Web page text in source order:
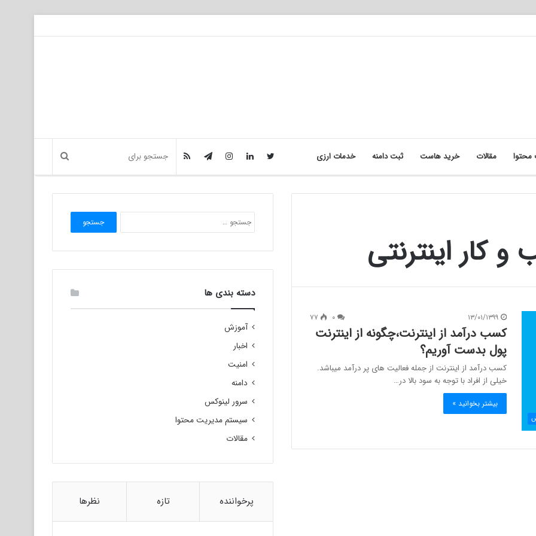
مقالات خرید هاست ثبت دامنه خدمات ارزی
کار اینترنتی
۱۳/۰۱/۱۳۹۹ ۷۷
کسب درآمد از اینترنت،چگونه از اینترنت
پول بدست آوریم؟
کسب درآمد از اینترنت از جمله فعالیت های پر درآمد میباشد.
خیلی از افراد با توجه به سود بالا در…
بیشتر بخوانید »
برای:
دسته بندی ها
آموزش
اخبار
امنیت
دامنه
سرور لینوکس
سیستم مدیریت محتوا
مقالات
پرخواننده تازه نظرها